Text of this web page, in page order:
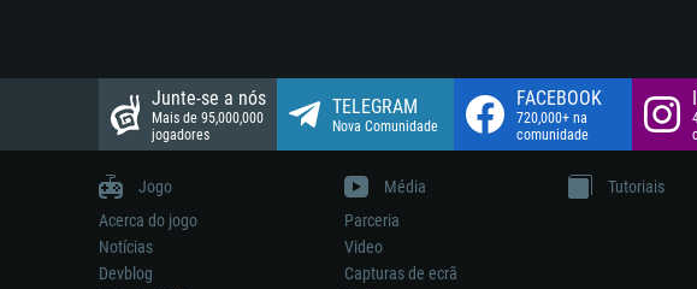
Junte-se a nós
Mais de 95,000,000
jogadores
TELEGRAM
Nova Comunidade
FACEBOOK
720,000+ na
comunidade
Jogo
Acerca do jogo
Notícias
Devblog
Média
Parceria
Video
Capturas de ecrã
Tutoriais